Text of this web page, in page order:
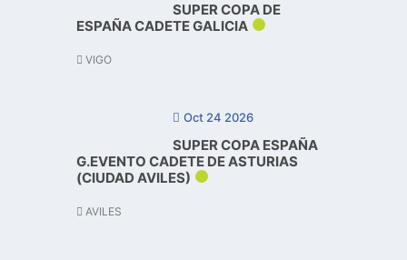
SUPER COPA DE
ESPAÑA CADETE GALICIA
VIGO
Oct 24 2026
SUPER COPA ESPAÑA
G.EVENTO CADETE DE ASTURIAS
(CIUDAD AVILES)
AVILES